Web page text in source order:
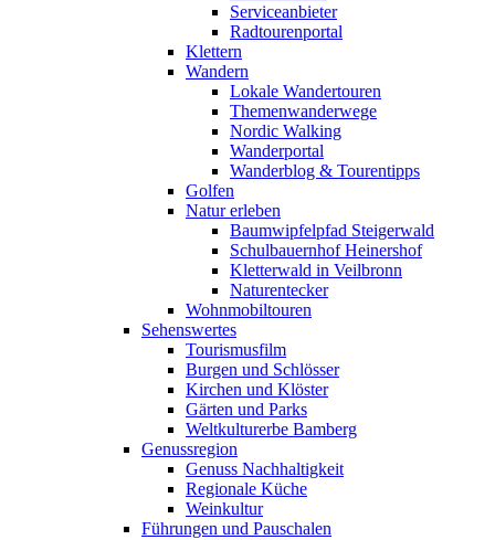
Serviceanbieter
Radtourenportal
Klettern
Wandern
Lokale Wandertouren
Themenwanderwege
Nordic Walking
Wanderportal
Wanderblog & Tourentipps
Golfen
Natur erleben
Baumwipfelpfad Steigerwald
Schulbauernhof Heinershof
Kletterwald in Veilbronn
Naturentecker
Wohnmobiltouren
Sehenswertes
Tourismusfilm
Burgen und Schlösser
Kirchen und Klöster
Gärten und Parks
Weltkulturerbe Bamberg
Genussregion
Genuss Nachhaltigkeit
Regionale Küche
Weinkultur
Führungen und Pauschalen